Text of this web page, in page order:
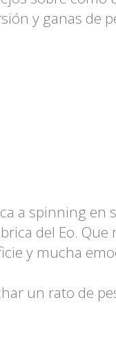
y ganas de
a spinning en
del Eo.
y mucha
un rato de